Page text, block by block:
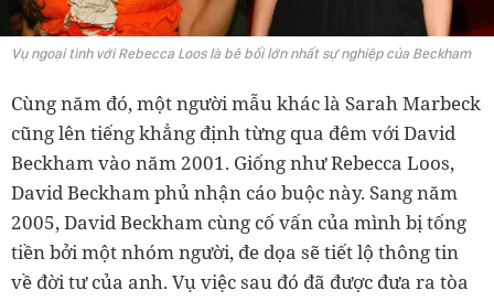
Vụ ngoại tình với Rebecca Loos là bê bối lớn nhất sự nghiệp của Beckham
Cùng năm đó, một người mẫu khác là Sarah Marbeck
cũng lên tiếng khẳng định từng qua đêm với David
Beckham vào năm 2001. Giống như Rebecca Loos,
David Beckham phủ nhận cáo buộc này. Sang năm
2005, David Beckham cùng cố vấn của mình bị tống
tiền bởi một nhóm người, đe dọa sẽ tiết lộ thông tin
về đời tư của anh. Vụ việc sau đó đã được đưa ra tòa